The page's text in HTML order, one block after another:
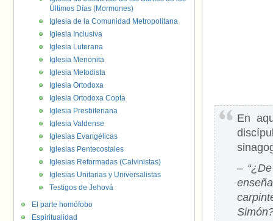
En
–
Últimos Días (Mormones)
Iglesia de la Comunidad Metropolitana
Iglesia Inclusiva
Iglesia Luterana
Iglesia Menonita
Iglesia Metodista
Iglesia Ortodoxa
Iglesia Ortodoxa Copta
Iglesia Presbiteriana
Iglesia Valdense
Iglesias Evangélicas
Iglesias Pentecostales
Iglesias Reformadas (Calvinistas)
Iglesias Unitarias y Universalistas
Testigos de Jehová
El parte homófobo
Espiritualidad